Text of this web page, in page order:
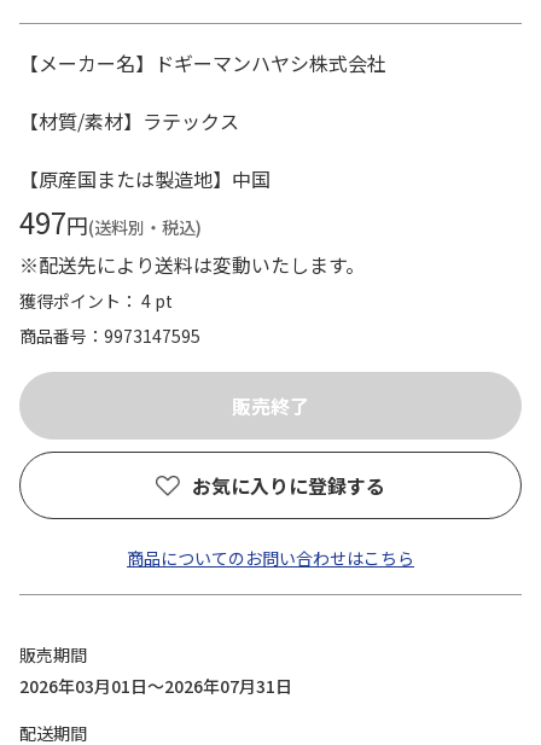
【メーカー名】ドギーマンハヤシ株式会社
【材質/素材】ラテックス
【原産国または製造地】中国
497円(送料別・税込)
※配送先により送料は変動いたします。
獲得ポイント： 4 pt
商品番号
9973147595
お気に入りに登録する
商品についてのお問い合わせはこちら
販売期間
2026年03月01日～2026年07月31日
配送期間